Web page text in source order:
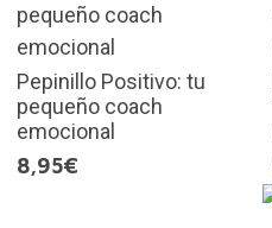
Pepinillo Positivo: tu
pequeño coach
emocional
8,95€